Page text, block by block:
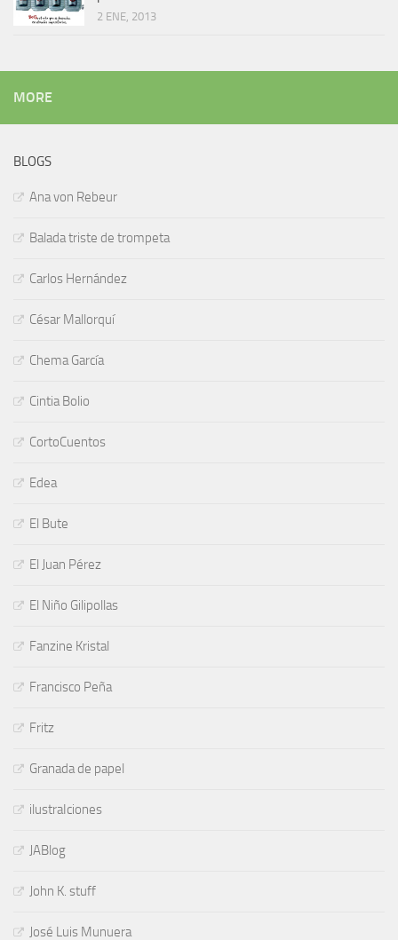
2 ENE, 2013
MORE
BLOGS
Ana von Rebeur
Balada triste de trompeta
Carlos Hernández
César Mallorquí
Chema García
Cintia Bolio
CortoCuentos
Edea
El Bute
El Juan Pérez
El Niño Gilipollas
Fanzine Kristal
Francisco Peña
Fritz
Granada de papel
ilustraIciones
JABlog
John K. stuff
José Luis Munuera